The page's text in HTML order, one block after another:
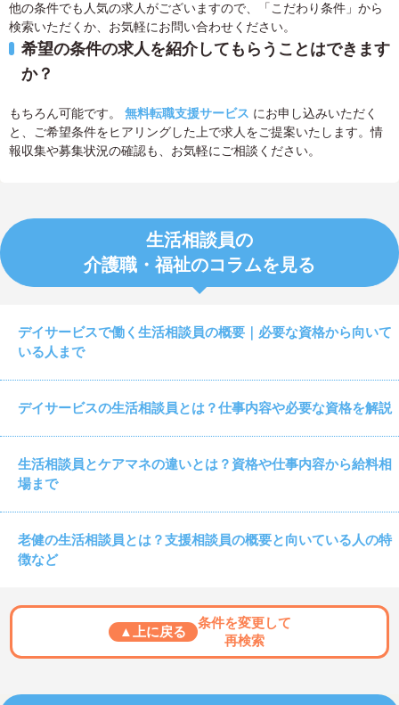
他の条件でも人気の求人がございますので、「こだわり条件」から
検索いただくか、お気軽にお問い合わせください。
希望の条件の求人を紹介してもらうことはできます
か？
もちろん可能です。 無料転職支援サービス にお申し込みいただく
と、ご希望条件をヒアリングした上で求人をご提案いたします。情
報収集や募集状況の確認も、お気軽にご相談ください。
生活相談員の
介護職・福祉のコラムを見る
デイサービスで働く生活相談員の概要｜必要な資格から向いて
いる人まで
デイサービスの生活相談員とは？仕事内容や必要な資格を解説
生活相談員とケアマネの違いとは？資格や仕事内容から給料相
場まで
老健の生活相談員とは？支援相談員の概要と向いている人の特
徴など
▲上に戻る
条件を変更して
再検索